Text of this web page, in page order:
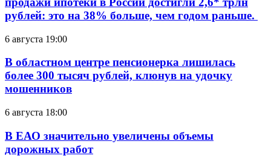
рублей: это на 38% больше, чем годом раньше.
6 августа 19:00
В областном центре пенсионерка лишилась
более 300 тысяч рублей, клюнув на удочку
мошенников
6 августа 18:00
В ЕАО значительно увеличены объемы
дорожных работ